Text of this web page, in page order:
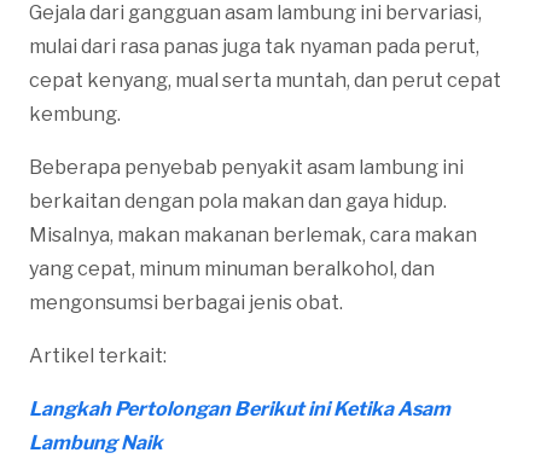
Gejala dari gangguan asam lambung ini bervariasi,
mulai dari rasa panas juga tak nyaman pada perut,
cepat kenyang, mual serta muntah, dan perut cepat
kembung.
Beberapa penyebab penyakit asam lambung ini
berkaitan dengan pola makan dan gaya hidup.
Misalnya, makan makanan berlemak, cara makan
yang cepat, minum minuman beralkohol, dan
mengonsumsi berbagai jenis obat.
Artikel terkait:
Langkah Pertolongan Berikut ini Ketika Asam
Lambung Naik